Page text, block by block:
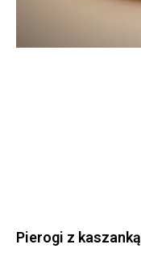
Pierogi z kaszanką